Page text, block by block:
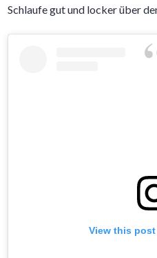
Schlaufe gut und locker über
View this